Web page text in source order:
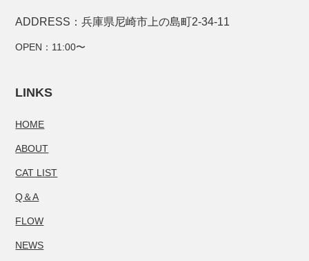
ADDRESS：兵庫県尼崎市上の島町2-34-11
OPEN：11:00〜
LINKS
HOME
ABOUT
CAT LIST
Q＆A
FLOW
NEWS